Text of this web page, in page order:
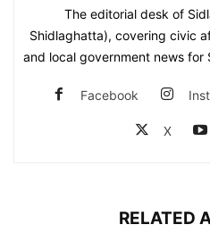
The editorial desk of
Shidlaghatta), covering civic
and local government news for
Facebook
X
RELATED